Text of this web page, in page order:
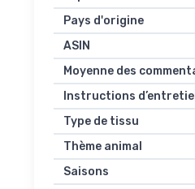
Pays d'origine
ASIN
Moyenne des
Instructions
Type de tissu
Thème animal
Saisons